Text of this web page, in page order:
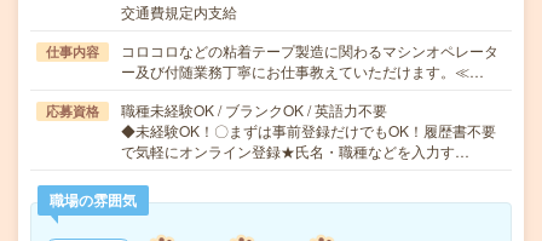
交通費規定内支給
仕事内容
コロコロなどの粘着テープ製造に関わるマシンオペレータ
ー及び付随業務丁寧にお仕事教えていただけます。≪…
応募資格
職種未経験OK / ブランクOK / 英語力不要
◆未経験OK！〇まずは事前登録だけでもOK！履歴書不要
で気軽にオンライン登録★氏名・職種などを入力す…
職場の雰囲気